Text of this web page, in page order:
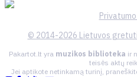
© 2014-2026 Lietuvos
Pakartot.lt yra muzikos biblioteka ir
teisės aktų
Jei aptikote netinkamą turinį,